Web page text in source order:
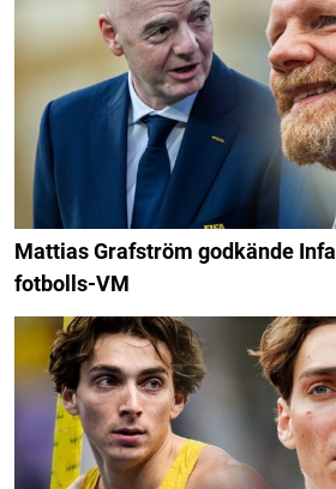
Mattias Grafström godkände
fotbolls-VM